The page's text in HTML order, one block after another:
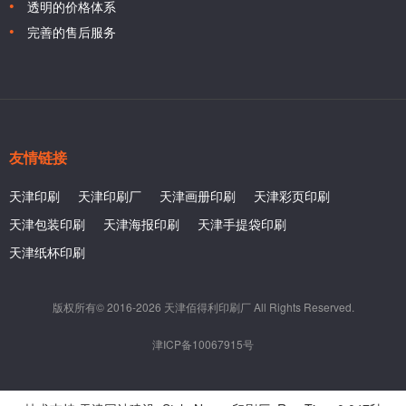
透明的价格体系
完善的售后服务
友情链接
天津印刷 天津印刷厂 天津画册印刷
天津彩页印刷
天津包装印刷
天津海报印刷
天津手提袋印刷
天津纸杯印刷
版权所有© 2016-2026 天津佰得利印刷厂 All Rights Reserved.
津ICP备10067915号